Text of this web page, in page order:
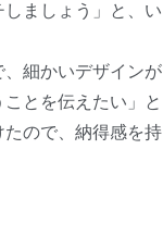
ましょう」と、い
細かいデザインが
とを伝えたい」と
ので、納得感を持